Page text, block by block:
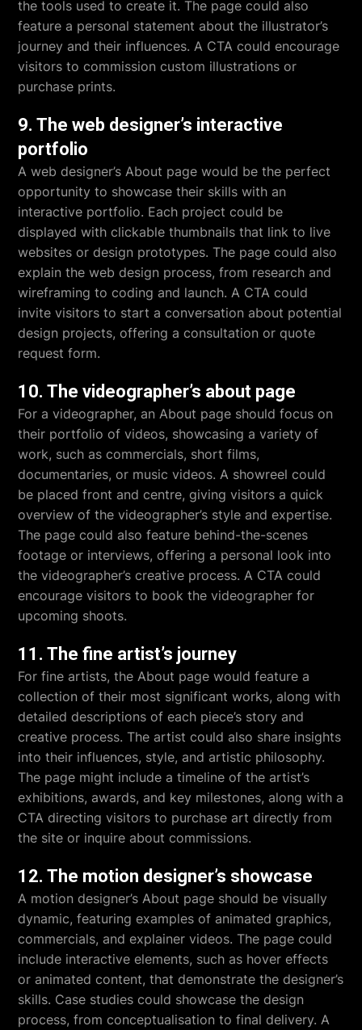
the tools used to create it. The page could also
feature a personal statement about the illustrator’s
journey and their influences. A CTA could encourage
visitors to commission custom illustrations or
purchase prints.
9. The web designer’s interactive
portfolio
A web designer’s About page would be the perfect
opportunity to showcase their skills with an
interactive portfolio. Each project could be
displayed with clickable thumbnails that link to live
websites or design prototypes. The page could also
explain the web design process, from research and
wireframing to coding and launch. A CTA could
invite visitors to start a conversation about potential
design projects, offering a consultation or quote
request form.
10. The videographer’s about page
For a videographer, an About page should focus on
their portfolio of videos, showcasing a variety of
work, such as commercials, short films,
documentaries, or music videos. A showreel could
be placed front and centre, giving visitors a quick
overview of the videographer’s style and expertise.
The page could also feature behind-the-scenes
footage or interviews, offering a personal look into
the videographer’s creative process. A CTA could
encourage visitors to book the videographer for
upcoming shoots.
11. The fine artist’s journey
For fine artists, the About page would feature a
collection of their most significant works, along with
detailed descriptions of each piece’s story and
creative process. The artist could also share insights
into their influences, style, and artistic philosophy.
The page might include a timeline of the artist’s
exhibitions, awards, and key milestones, along with a
CTA directing visitors to purchase art directly from
the site or inquire about commissions.
12. The motion designer’s showcase
A motion designer’s About page should be visually
dynamic, featuring examples of animated graphics,
commercials, and explainer videos. The page could
include interactive elements, such as hover effects
or animated content, that demonstrate the designer’s
skills. Case studies could showcase the design
process, from conceptualisation to final delivery. A